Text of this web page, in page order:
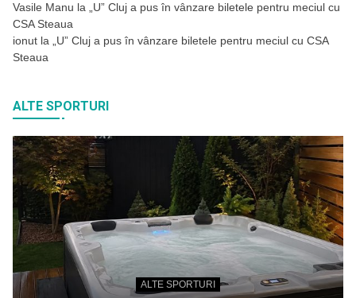
Vasile Manu la „U” Cluj a pus în vânzare biletele pentru meciul cu
CSA Steaua
ionut la „U” Cluj a pus în vânzare biletele pentru meciul cu CSA
Steaua
ALTE SPORTURI
ALTE SPORTURI